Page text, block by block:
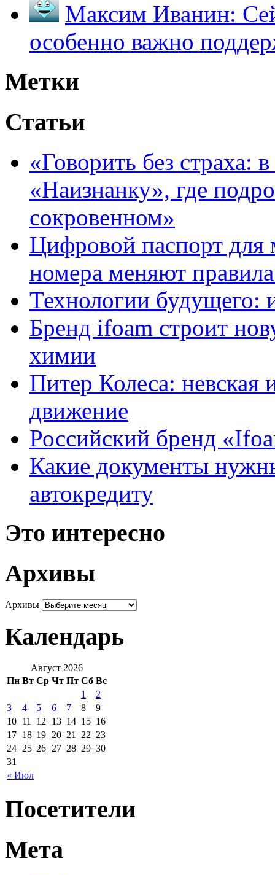
Максим Иванин:
особенно важно
Метки
Статьи
«Говорить без страха:
«Наизнанку», где
сокровенном»
Цифровой паспорт для
номера меняют
Технологии будущего:
Бренд ifoam строит
химии
Питер Колеса: невская
движение
Российский бренд
Какие документы
автокредиту
Это интересно
Архивы
Архивы
Календарь
Август 2026
Пн Вт Ср Чт Пт Сб Вс
« Июл
1
2
3
4 5 6 7 8
9
10 11 12 13 14 15 16
17 18 19 20 21 22 23
24 25 26 27 28 29 30
31
Посетители
Мета